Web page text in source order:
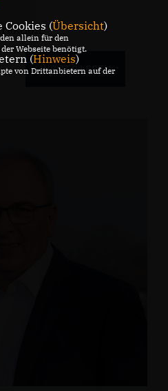
WEITER LESEN
Cookies (Übersicht)
allein für den
Webseite benötigt.
(Hinweis)
von Drittanbietern auf der